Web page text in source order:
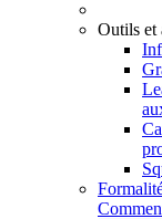
Outils et